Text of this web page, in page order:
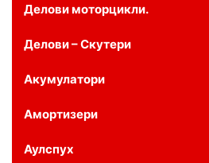
Делови моторцикли.
Делови – Скутери
Акумулатори
Амортизери
Аулспух